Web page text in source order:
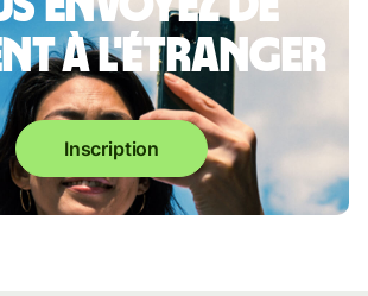
à l'étranger
Inscription